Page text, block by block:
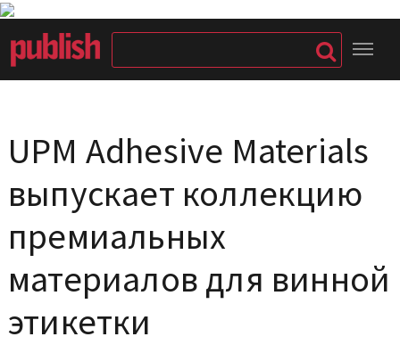
UPM Adhesive Materials
выпускает коллекцию
премиальных
материалов для винной
этикетки